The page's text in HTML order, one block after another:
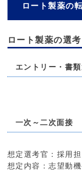
ロート製薬の
ロート製薬の選
エントリー・書
一次～二次面接
想定選考官：採用
想定内容：志望動